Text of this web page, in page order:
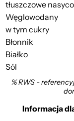
tłuszczowe
Węglowodany
w tym cukry
Błonnik
Białko
Sól
% RWS -
Informacja